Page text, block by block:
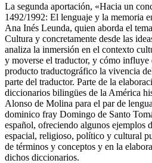
La segunda aportación, «Hacia un
1492/1992: El lenguaje y la memoria
Ana Inés Leunda, quien aborda el
Cultura y concretamente desde las
analiza la inmersión en el contexto
y moverse el traductor, y cómo influye
producto traductográfico la vivencia
parte del traductor. Parte de la
diccionarios bilingües de la América
Alonso de Molina para el par de
dominico fray Domingo de Santo
español, ofreciendo algunos ejemplos
espacial, religioso, político y cultural
de términos y conceptos y en la
dichos diccionarios.